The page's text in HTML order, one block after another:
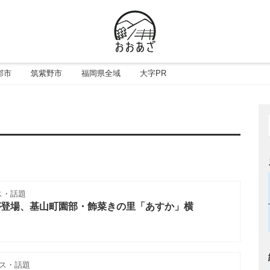
市 筑紫野市 福岡県全域 大字PR
話題
場、基山町園部・飾菜きの里「あすか」横
・話題